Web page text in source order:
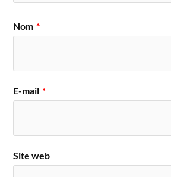
Nom *
E-mail *
Site web